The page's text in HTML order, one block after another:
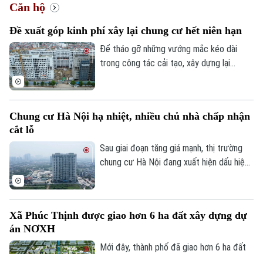
Căn hộ
Đề xuất góp kinh phí xây lại chung cư hết niên hạn
Để tháo gỡ những vướng mắc kéo dài
trong công tác cải tạo, xây dựng lại
hết niên hạn sử dụng.
Chung cư Hà Nội hạ nhiệt, nhiều chủ nhà chấp nhận
cắt lỗ
Sau giai đoạn tăng giá mạnh, thị trường
chung cư Hà Nội đang xuất hiện dấu hiệu
Xã Phúc Thịnh được giao hơn 6 ha đất xây dựng dự
án NƠXH
Mới đây, thành phố đã giao hơn 6 ha đất